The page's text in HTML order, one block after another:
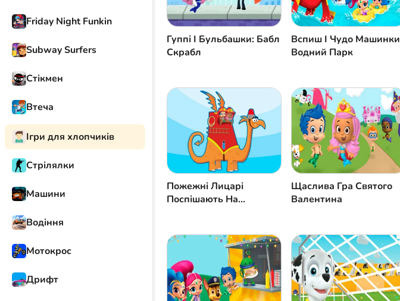
Friday Night Funkin
Subway Surfers
Стікмен
Втеча
Ігри для хлопчиків
Стрілялки
Машини
Водіння
Мотокрос
Дрифт
Гуппі І Бульбашки: Бабл
Скрабл
Вспиш І Чудо Машинки
Водний Парк
Пожежні Лицарі
Поспішають На
Щаслива Гра Святого
Валентина